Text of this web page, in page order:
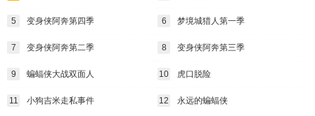
5 变身侠阿奔第四季 6 梦境城猎人第一季
7 变身侠阿奔第二季 8 变身侠阿奔第三季
9 蝙蝠侠大战双面人 10 虎口脱险
11 小狗吉米走私事件 12 永远的蝙蝠侠